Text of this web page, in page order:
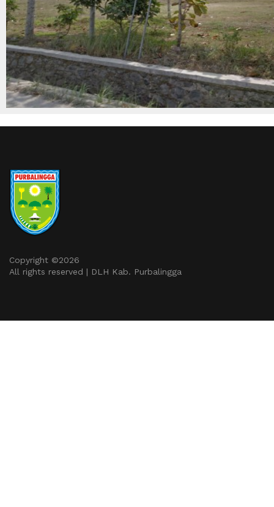
Copyright ©2026
All rights reserved | DLH Kab. Purbalingga